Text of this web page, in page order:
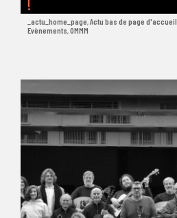
!
_actu_home_page Actu bas de page d'accueil
Evènements OMMM